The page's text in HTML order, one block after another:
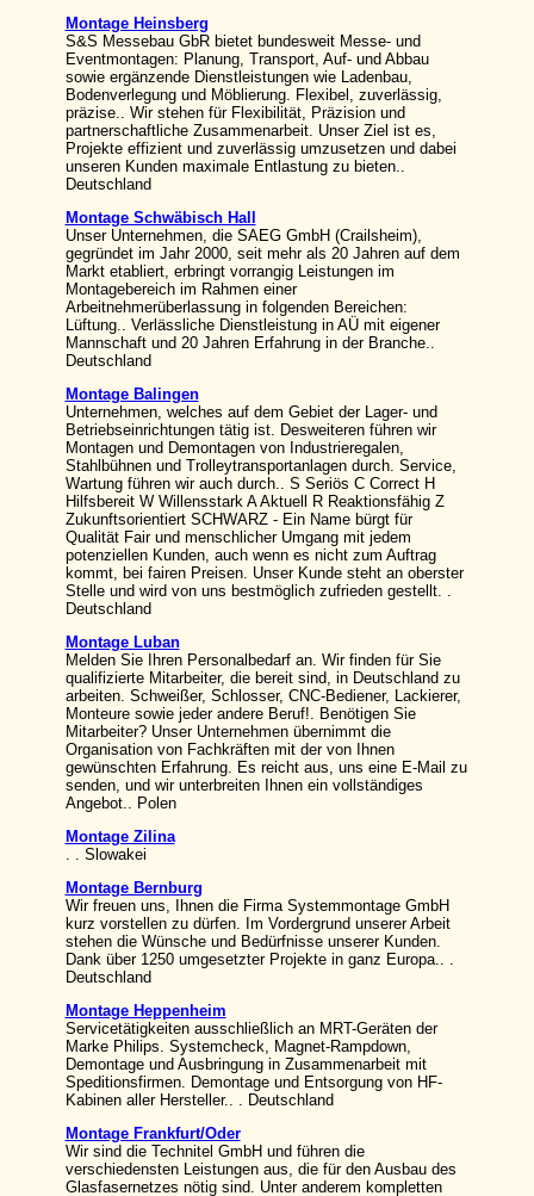
Montage Heinsberg
S&S Messebau GbR bietet bundesweit Messe- und
Eventmontagen: Planung, Transport, Auf- und Abbau
sowie ergänzende Dienstleistungen wie Ladenbau,
Bodenverlegung und Möblierung. Flexibel, zuverlässig,
präzise.. Wir stehen für Flexibilität, Präzision und
partnerschaftliche Zusammenarbeit. Unser Ziel ist es,
Projekte effizient und zuverlässig umzusetzen und dabei
unseren Kunden maximale Entlastung zu bieten..
Deutschland
Montage Schwäbisch Hall
Unser Unternehmen, die SAEG GmbH (Crailsheim),
gegründet im Jahr 2000, seit mehr als 20 Jahren auf dem
Markt etabliert, erbringt vorrangig Leistungen im
Montagebereich im Rahmen einer
Arbeitnehmerüberlassung in folgenden Bereichen:
Lüftung.. Verlässliche Dienstleistung in AÜ mit eigener
Mannschaft und 20 Jahren Erfahrung in der Branche..
Deutschland
Montage Balingen
Unternehmen, welches auf dem Gebiet der Lager- und
Betriebseinrichtungen tätig ist. Desweiteren führen wir
Montagen und Demontagen von Industrieregalen,
Stahlbühnen und Trolleytransportanlagen durch. Service,
Wartung führen wir auch durch.. S Seriös C Correct H
Hilfsbereit W Willensstark A Aktuell R Reaktionsfähig Z
Zukunftsorientiert SCHWARZ - Ein Name bürgt für
Qualität Fair und menschlicher Umgang mit jedem
potenziellen Kunden, auch wenn es nicht zum Auftrag
kommt, bei fairen Preisen. Unser Kunde steht an oberster
Stelle und wird von uns bestmöglich zufrieden gestellt. .
Deutschland
Montage Luban
Melden Sie Ihren Personalbedarf an. Wir finden für Sie
qualifizierte Mitarbeiter, die bereit sind, in Deutschland zu
arbeiten. Schweißer, Schlosser, CNC-Bediener, Lackierer,
Monteure sowie jeder andere Beruf!. Benötigen Sie
Mitarbeiter? Unser Unternehmen übernimmt die
Organisation von Fachkräften mit der von Ihnen
gewünschten Erfahrung. Es reicht aus, uns eine E-Mail zu
senden, und wir unterbreiten Ihnen ein vollständiges
Angebot.. Polen
Montage Zilina
. . Slowakei
Montage Bernburg
Wir freuen uns, Ihnen die Firma Systemmontage GmbH
kurz vorstellen zu dürfen. Im Vordergrund unserer Arbeit
stehen die Wünsche und Bedürfnisse unserer Kunden.
Dank über 1250 umgesetzter Projekte in ganz Europa.. .
Deutschland
Montage Heppenheim
Servicetätigkeiten ausschließlich an MRT-Geräten der
Marke Philips. Systemcheck, Magnet-Rampdown,
Demontage und Ausbringung in Zusammenarbeit mit
Speditionsfirmen. Demontage und Entsorgung von HF-
Kabinen aller Hersteller.. . Deutschland
Montage Frankfurt/Oder
Wir sind die Technitel GmbH und führen die
verschiedensten Leistungen aus, die für den Ausbau des
Glasfasernetzes nötig sind. Unter anderem kompletten